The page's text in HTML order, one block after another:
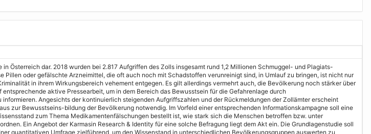
dar. 2018 wurden bei 2.817 Aufgriffen des Zolls insgesamt rund 1,2 Millionen Schmuggel- und Plagiats-
oder gefälschte Arzneimittel, die oft auch noch mit Schadstoffen verunreinigt sind, in Umlauf zu bringen, ist nicht nur
in ihrem Wirkungsbereich vehement entgegen. Es gilt allerdings vermehrt auch, die Bevölkerung noch stärker über
aktive Pressearbeit, um in dem Bereich das Bewusstsein für die Gefahrenlage durch
Angesichts der kontinuierlich steigenden Aufgriffszahlen und der Rückmeldungen der Zollämter erscheint
zur Bewusstseins-bildung der Bevölkerung notwendig. Im Vorfeld einer entsprechenden Informationskampagne soll eine
zum Thema Medikamentenfälschungen bestellt ist, wie stark sich die Menschen betroffen bzw. unter
Ein Angebot der Karmasin Research & Identity für eine solche Befragung liegt dem Akt ein. Die Grundlagenstudie soll
quantitativen Umfrage zielführend, um den Wissenstand in unterschiedlichen Bevölkerungsgruppen auswerten zu